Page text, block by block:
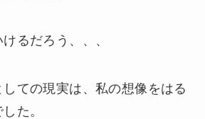
るだろう、、、
しての現実は、私の想像をはる
た。